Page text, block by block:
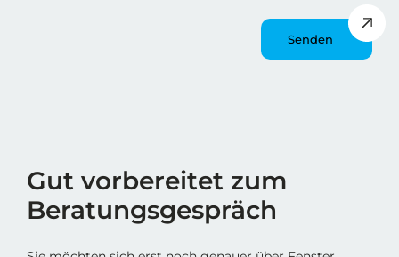
Gut vorbereitet zum
Beratungsgespräch